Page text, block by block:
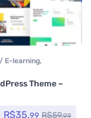
E-learning,
, Saúde e
Theme –
R$35,99 R$59,99